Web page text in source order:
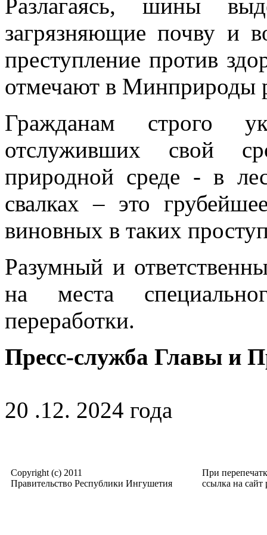
Разлагаясь, шины
загрязняющие почву и
преступление против
отмечают в Минприроды
Гражданам строго
отслуживших свой
природной среде - в
свалках – это
виновных в таких
Разумный и
на места
переработки.
Пресс-служба Главы и
20 .12. 2024 года
Copyright (c) 2011
Правительство Республики Ингушетия
При
ссылка на сайт